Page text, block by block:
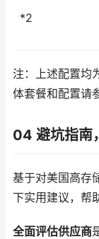
*2
注：上述配置均
体套餐和配置请
04 避坑指南
基于对美国高存
下实用建议，帮
全面评估供应商